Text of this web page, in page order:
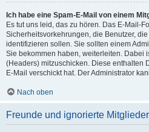
Ich habe eine Spam-E-Mail von einem
Es tut uns leid, das zu hören. Das E-Mail-
Sicherheitsvorkehrungen, die Benutzer,
identifizieren sollen. Sie sollten einem
Sie bekommen haben, weiterleiten. Dabei
(Headers) mitzuschicken. Diese enthalten
E-Mail verschickt hat. Der Administrator
Nach oben
Freunde und ignorierte Mitglieder